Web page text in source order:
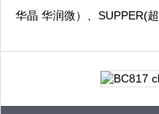
子市场3楼
华晶 华润微）、SUPPER(
NS、ST、SII、SST、